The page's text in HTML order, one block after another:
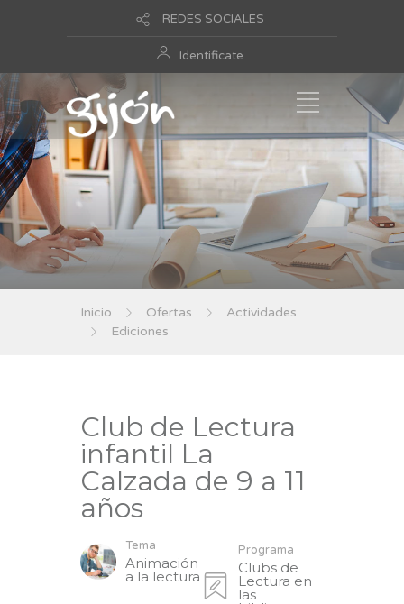
REDES SOCIALES
Identificate
Inicio Ofertas
Actividades
Ediciones
Club de Lectura
infantil La
Calzada de 9 a 11
años
Tema
Animación
a la lectura
Programa
Clubs de
Lectura en
las